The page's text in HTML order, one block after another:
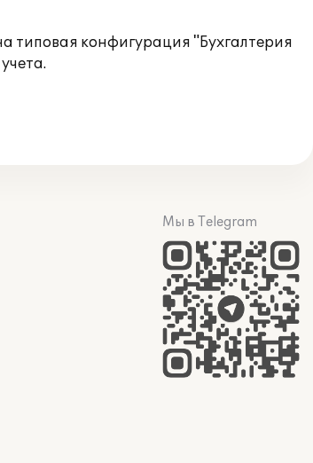
типовая конфигурация "Бухгалтерия
Мы в Telegram